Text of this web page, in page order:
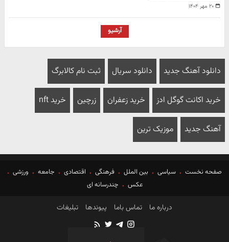
۲۰ مهر ۱۴۰۴
آرشیو
دانلود آهنگ جدید دانلود سریال ثبت نام کالابرگ
خرید اکانت گوگل ادز خرید زعفران زرچین خرید nft
آهنگ جدید موزیک ترین
صفحه نخست سیاسی بین الملل فرهنگی اقتصادی جامعه
ورزشی
عکس
چندرسانه ای
درباره ما تماس باما پیوندها تبلیغات